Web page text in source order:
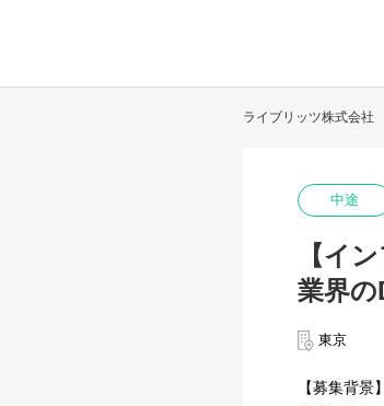
ライブリッツ株式会社
中途
【イ
業界の
東京
【募集背景】